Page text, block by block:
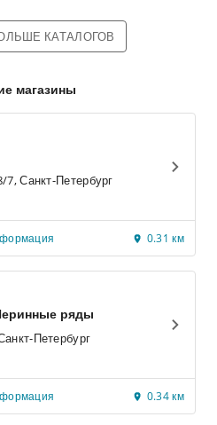
КАТАЛОГОВ
магазины
ул. Садовая, д. 8/7, Санкт-Петербург
0.31 км
ряды
д. 4А, Санкт-Петербург
0.34 км